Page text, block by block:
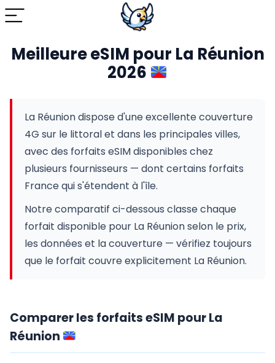
Meilleure eSIM pour La Réunion
2026
La Réunion dispose d'une excellente couverture
4G sur le littoral et dans les principales villes,
avec des forfaits eSIM disponibles chez
plusieurs fournisseurs — dont certains forfaits
France qui s'étendent à l'île.
Notre comparatif ci-dessous classe chaque
forfait disponible pour La Réunion selon le prix,
les données et la couverture — vérifiez toujours
que le forfait couvre explicitement La Réunion.
Comparer les forfaits eSIM pour La
Réunion